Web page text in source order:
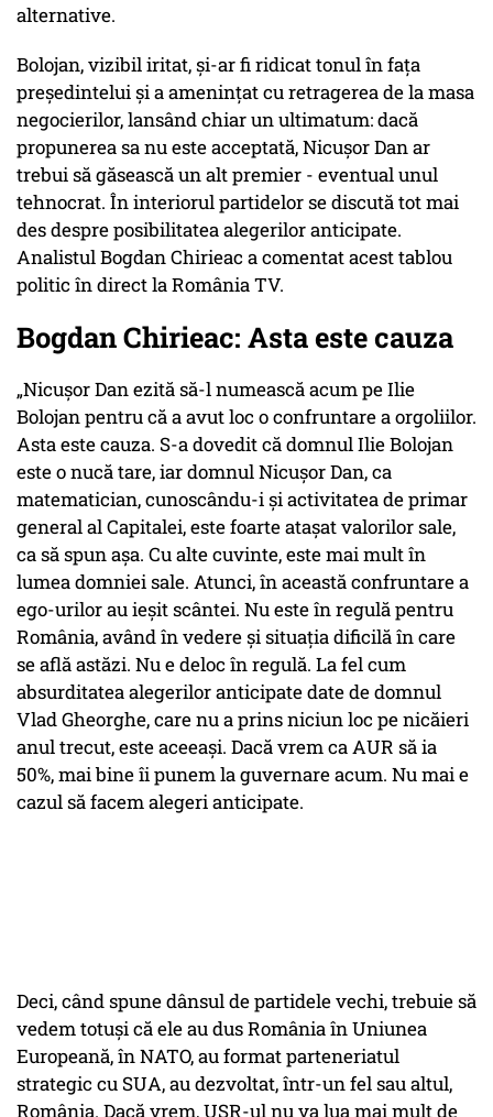
alternative.
Bolojan, vizibil iritat, și-ar fi ridicat tonul în fața
președintelui și a amenințat cu retragerea de la masa
negocierilor, lansând chiar un ultimatum: dacă
propunerea sa nu este acceptată, Nicușor Dan ar
trebui să găsească un alt premier - eventual unul
tehnocrat. În interiorul partidelor se discută tot mai
des despre posibilitatea alegerilor anticipate.
Analistul Bogdan Chirieac a comentat acest tablou
politic în direct la România TV.
Bogdan Chirieac: Asta este cauza
„Nicușor Dan ezită să-l numească acum pe Ilie
Bolojan pentru că a avut loc o confruntare a orgoliilor.
Asta este cauza. S-a dovedit că domnul Ilie Bolojan
este o nucă tare, iar domnul Nicușor Dan, ca
matematician, cunoscându-i și activitatea de primar
general al Capitalei, este foarte atașat valorilor sale,
ca să spun așa. Cu alte cuvinte, este mai mult în
lumea domniei sale. Atunci, în această confruntare a
ego-urilor au ieșit scântei. Nu este în regulă pentru
România, având în vedere și situația dificilă în care
se află astăzi. Nu e deloc în regulă. La fel cum
absurditatea alegerilor anticipate date de domnul
Vlad Gheorghe, care nu a prins niciun loc pe nicăieri
anul trecut, este aceeași. Dacă vrem ca AUR să ia
50%, mai bine îi punem la guvernare acum. Nu mai e
cazul să facem alegeri anticipate.
Deci, când spune dânsul de partidele vechi, trebuie să
vedem totuși că ele au dus România în Uniunea
Europeană, în NATO, au format parteneriatul
strategic cu SUA, au dezvoltat, într-un fel sau altul,
România. Dacă vrem, USR-ul nu va lua mai mult de